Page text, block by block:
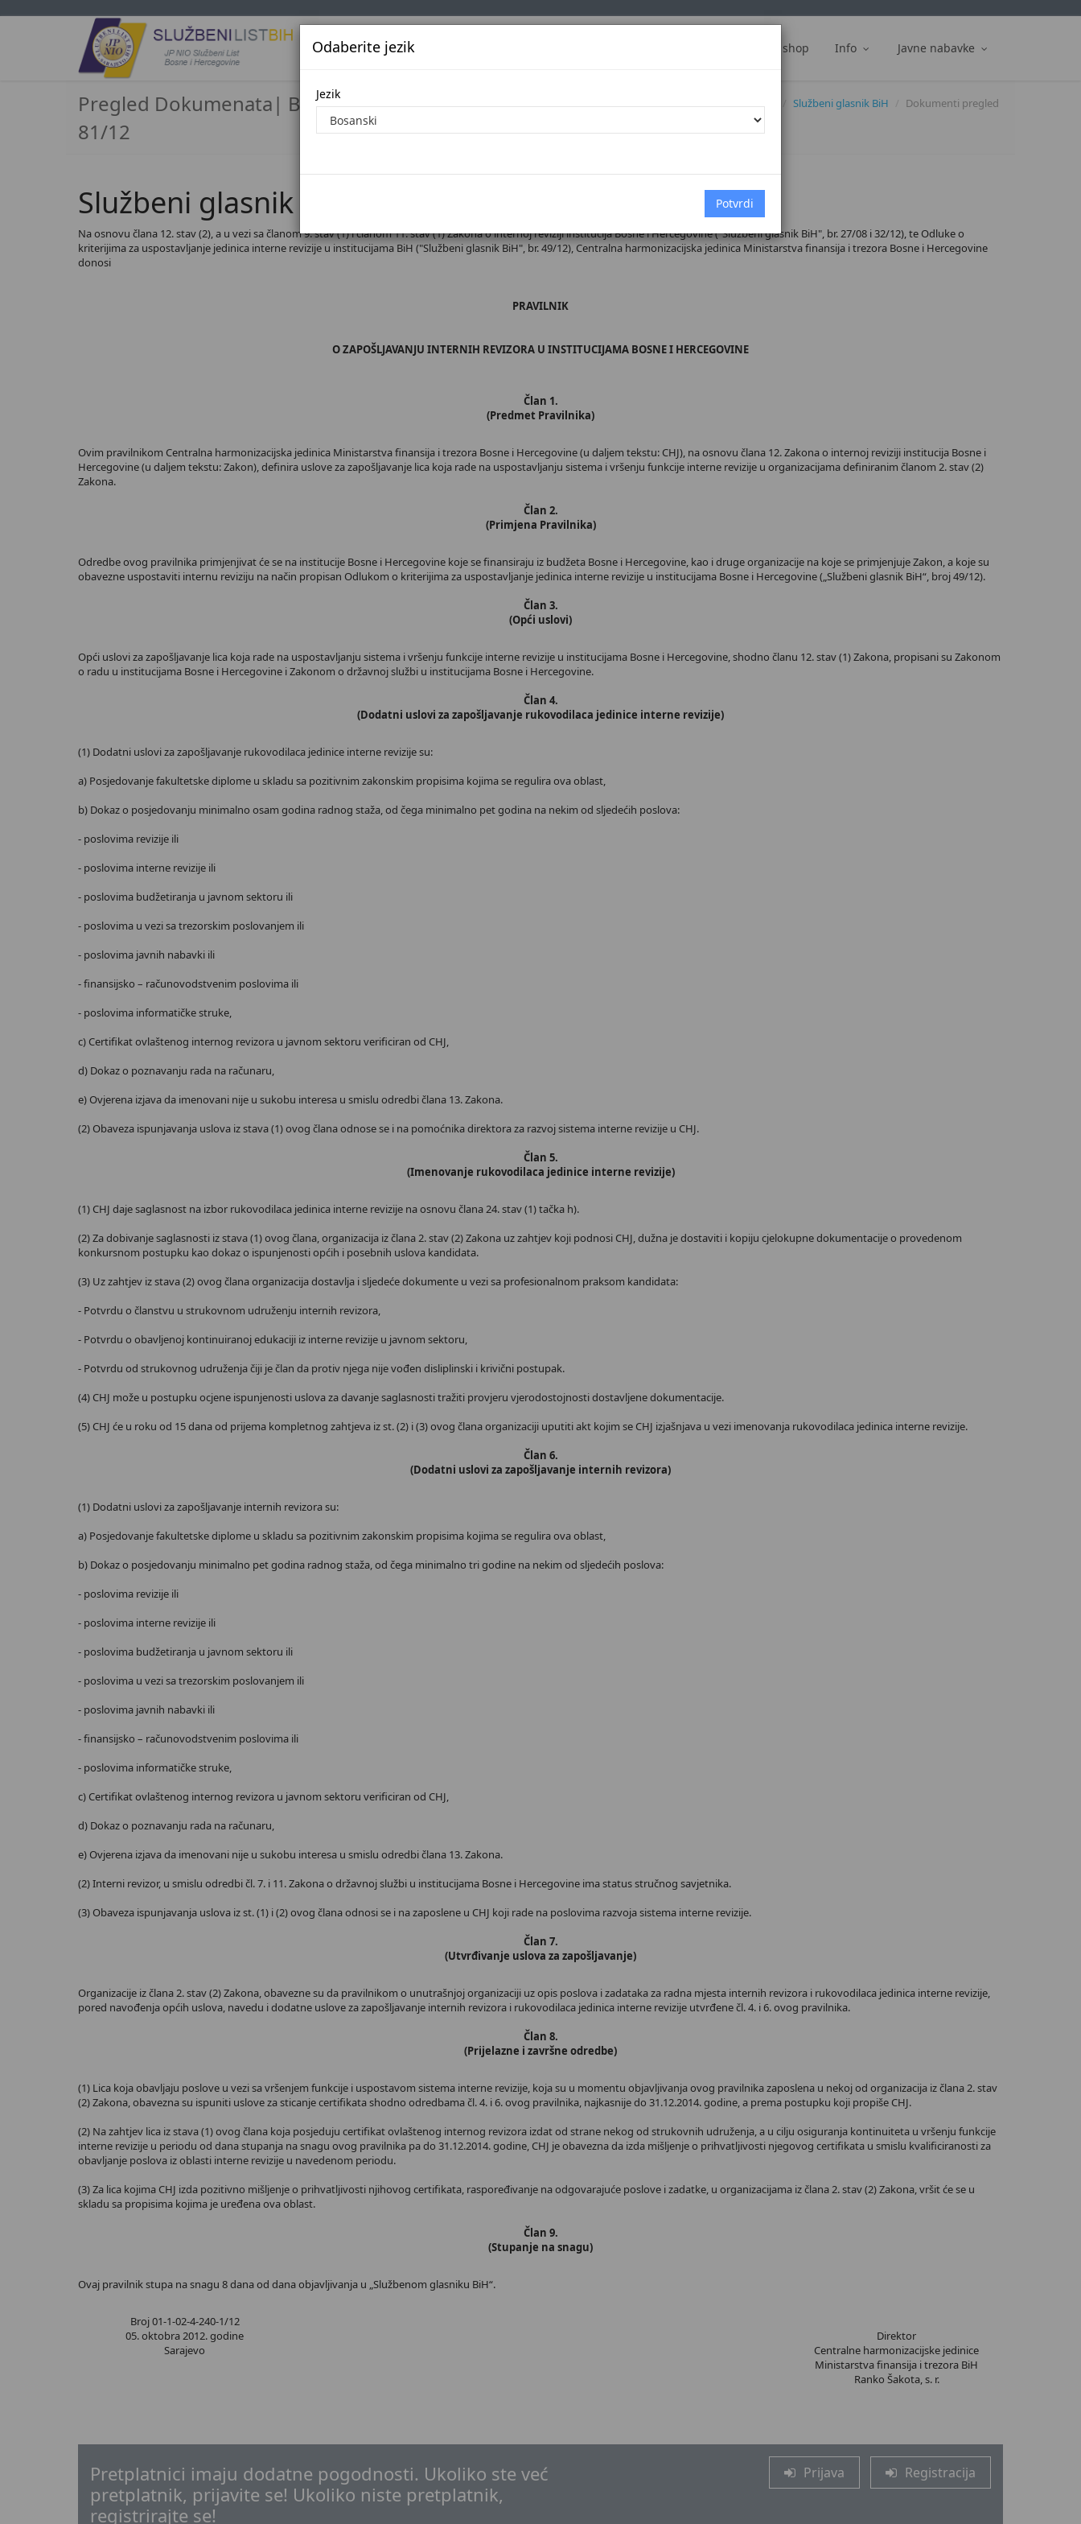
Jezik Službena glasila Web shop Info Javne nabavke
Odaberite jezik
Jezik
Pregled Dokumenata| Broj
81/12
Početna Dokumenti Službeni glasnik BiH Dokumenti pregled
Službeni glasnik BiH, broj 81/12
Na osnovu člana 12. stav (2), a u vezi sa članom 9. stav (1) i članom 11. stav (1) Zakona o internoj reviziji institucija Bosne i Hercegovine ("Službeni glasnik BiH", br. 27/08 i 32/12), te Odluke o
kriterijima za uspostavljanje jedinica interne revizije u institucijama BiH ("Službeni glasnik BiH", br. 49/12), Centralna harmonizacijska jedinica Ministarstva finansija i trezora Bosne i Hercegovine
donosi
PRAVILNIK
O ZAPOŠLJAVANJU INTERNIH REVIZORA U INSTITUCIJAMA BOSNE I HERCEGOVINE
Član 1.
(Predmet Pravilnika)
Ovim pravilnikom Centralna harmonizacijska jedinica Ministarstva finansija i trezora Bosne i Hercegovine (u daljem tekstu: CHJ), na osnovu člana 12. Zakona o internoj reviziji institucija Bosne i
Hercegovine (u daljem tekstu: Zakon), definira uslove za zapošljavanje lica kojа rade na uspostavljanju sistema i vršenju funkcije interne revizije u organizacijama definiranim članom 2. stav (2)
Zakona.
Član 2.
(Primjena Pravilnika)
Odredbe ovog pravilnika primjenjivat će se na institucije Bosne i Hercegovine koje se finansiraju iz budžeta Bosne i Hercegovine, kao i druge organizacije na koje se primjenjuje Zakon, a koje su
obavezne uspostaviti internu reviziju na način propisan Odlukom o kriterijima za uspostavljanje jedinica interne revizije u institucijama Bosne i Hercegovine („Službeni glasnik BiH“, broj 49/12).
Član 3.
(Opći uslovi)
Opći uslovi za zapošljavanje lica kojа rade na uspostavljanju sistema i vršenju funkcije interne revizije u institucijama Bosne i Hercegovine, shodno članu 12. stav (1) Zakona, propisani su Zakonom
o radu u institucijama Bosne i Hercegovine i Zakonom o državnoj službi u institucijama Bosne i Hercegovine.
Član 4.
(Dodatni uslovi za zapošljavanje rukovodilaca jedinice interne revizije)
(1) Dodatni uslovi za zapošljavanje rukovodilaca jedinice interne revizije su:
a) Posjedovanje fakultetske diplome u skladu sa pozitivnim zakonskim propisima kojima se regulira ova oblast,
b) Dokaz o posjedovanju minimalno osam godina radnog staža, od čega minimalno pet godina na nekim od sljedećih poslova:
- poslovima revizije ili
- poslovima interne revizije ili
- poslovima budžetiranja u javnom sektoru ili
- poslovima u vezi sa trezorskim poslovanjem ili
- poslovima javnih nabavki ili
- finansijsko – računovodstvenim poslovima ili
- poslovima informatičke struke,
c) Certifikat ovlaštenog internog revizora u javnom sektoru verificiran od CHJ,
d) Dokaz o poznavanju rada na računaru,
e) Ovjerena izjava da imenovani nije u sukobu interesa u smislu odredbi člana 13. Zakona.
(2) Obaveza ispunjavanja uslova iz stava (1) ovog člana odnose se i na pomoćnika direktora za razvoj sistema interne revizije u CHJ.
Član 5.
(Imenovanje rukovodilaca jedinice interne revizije)
(1) CHJ daje saglasnost na izbor rukovodilaca jedinica interne revizije na osnovu člana 24. stav (1) tačka h).
(2) Za dobivanje saglasnosti iz stava (1) ovog člana, organizacija iz člana 2. stav (2) Zakona uz zahtjev koji podnosi CHJ, dužna je dostaviti i kopiju cjelokupne dokumentacije o provedenom
konkursnom postupku kao dokaz o ispunjenosti općih i posebnih uslova kandidata.
(3) Uz zahtjev iz stava (2) ovog člana organizacija dostavlja i sljedeće dokumente u vezi sa profesionalnom praksom kandidata:
- Potvrdu o članstvu u strukovnom udruženju internih revizora,
- Potvrdu o obavljenoj kontinuiranoj edukaciji iz interne revizije u javnom sektoru,
- Potvrdu od strukovnog udruženja čiji je član da protiv njega nije vođen disliplinski i krivični postupak.
(4) CHJ može u postupku ocjene ispunjenosti uslova za davanje saglasnosti tražiti provjeru vjerodostojnosti dostavljene dokumentacije.
(5) CHJ će u roku od 15 dana od prijema kompletnog zahtjeva iz st. (2) i (3) ovog člana organizaciji uputiti akt kojim se CHJ izjašnjava u vezi imenovanja rukovodilaca jedinica interne revizije.
Član 6.
(Dodatni uslovi za zapošljavanje internih revizora)
(1) Dodatni uslovi za zapošljavanje internih revizora su:
a) Posjedovanje fakultetske diplome u skladu sa pozitivnim zakonskim propisima kojima se regulira ova oblast,
b) Dokaz o posjedovanju minimalno pet godina radnog staža, od čega minimalno tri godine na nekim od sljedećih poslova:
- poslovima revizije ili
- poslovima interne revizije ili
- poslovima budžetiranja u javnom sektoru ili
- poslovima u vezi sa trezorskim poslovanjem ili
- poslovima javnih nabavki ili
- finansijsko – računovodstvenim poslovima ili
- poslovima informatičke struke,
c) Certifikat ovlaštenog internog revizora u javnom sektoru verificiran od CHJ,
d) Dokaz o poznavanju rada na računaru,
e) Ovjerena izjava da imenovani nije u sukobu interesa u smislu odredbi člana 13. Zakona.
(2) Interni revizor, u smislu odredbi čl. 7. i 11. Zakona o državnoj službi u institucijama Bosne i Hercegovine ima status stručnog savjetnika.
(3) Obaveza ispunjavanja uslova iz st. (1) i (2) ovog člana odnosi se i na zaposlene u CHJ koji rade na poslovima razvoja sistema interne revizije.
Član 7.
(Utvrđivanje uslova za zapošljavanje)
Organizacije iz člana 2. stav (2) Zakona, obavezne su da pravilnikom o unutrašnjoj organizaciji uz opis poslova i zadataka za radna mjesta internih revizora i rukovodilaca jedinica interne revizije,
pored navođenja općih uslova, navedu i dodatne uslove za zapošljavanje internih revizora i rukovodilaca jedinica interne revizije utvrđene čl. 4. i 6. ovog pravilnika.
Član 8.
(Prijelazne i završne odredbe)
(1) Lica koja obavljaju poslove u vezi sa vršenjem funkcije i uspostavom sistema interne revizije, koja su u momentu objavljivanja ovog pravilnika zaposlena u nekoj od organizacija iz člana 2. stav
(2) Zakona, obavezna su ispuniti uslove za sticanje certifikata shodno odredbama čl. 4. i 6. ovog pravilnika, najkasnije do 31.12.2014. godine, a prema postupku koji propiše CHJ.
(2) Na zahtjev lica iz stava (1) ovog člana koja posjeduju certifikat ovlaštenog internog revizora izdat od strane nekog od strukovnih udruženja, a u cilju osiguranja kontinuiteta u vršenju funkcije
interne revizije u periodu od dana stupanja na snagu ovog pravilnika pa do 31.12.2014. godine, CHJ je obavezna da izda mišljenje o prihvatljivosti njegovog certifikata u smislu kvalificiranosti za
obavljanje poslova iz oblasti interne revizije u navedenom periodu.
(3) Za lica kojima CHJ izda pozitivno mišljenje o prihvatljivosti njihovog certifikata, raspoređivanje na odgovarajuće poslove i zadatke, u organizacijama iz člana 2. stav (2) Zakona, vršit će se u
skladu sa propisima kojima je uređena ova oblast.
Član 9.
(Stupanje na snagu)
Ovaj pravilnik stupa na snagu 8 dana od dana objavljivanja u „Službenom glasniku BiH“.
Broj 01-1-02-4-240-1/12
05. oktobra 2012. godine
Sarajevo
Direktor
Centralne harmonizacijske jedinice
Ministarstva finansija i trezora BiH
Ranko Šakota, s. r.
Pretplatnici imaju dodatne pogodnosti. Ukoliko ste već
pretplatnik, prijavite se! Ukoliko niste pretplatnik,
registrirajte se!
Prijava Registracija